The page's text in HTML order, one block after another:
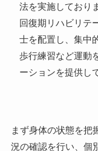
法を実施しており
回復期リハビリテ
士を配置し、集中
歩行練習など運動
ーションを提供し
まず身体の状態を把
況の確認を行い、個